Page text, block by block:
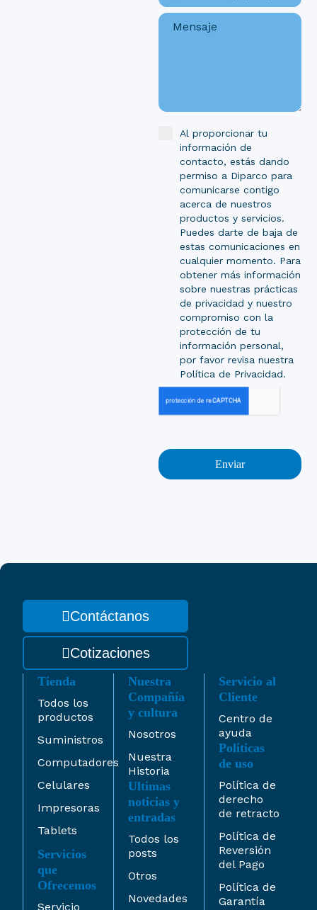
Al proporcionar tu
información de
contacto, estás dando
permiso a Diparco para
comunicarse contigo
acerca de nuestros
productos y servicios.
Puedes darte de baja de
estas comunicaciones en
cualquier momento. Para
obtener más información
sobre nuestras prácticas
de privacidad y nuestro
compromiso con la
protección de tu
información personal,
por favor revisa nuestra
Política de Privacidad.
Enviar
Contáctanos
Cotizaciones
Tienda
Todos los
productos
Suministros
Computadores
Celulares
Impresoras
Tablets
Servicios
que
Ofrecemos
Servicio
Nuestra
Compañía
y cultura
Nosotros
Nuestra
Historia
Ultimas
noticias y
entradas
Todos los
posts
Otros
Novedades
Servicio al
Cliente
Centro de
ayuda
Politicas
de uso
Política de
derecho
de retracto
Política de
Reversión
del Pago
Política de
Garantía